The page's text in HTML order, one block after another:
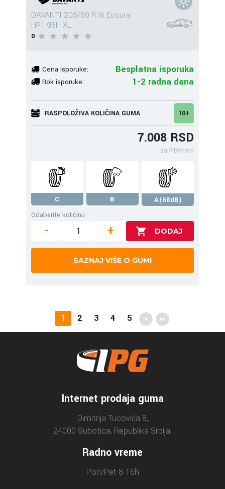
DAVANTI 205/60 R16 Ecoura
HP1 96H XL
0
Cena isporuke: Besplatna isporuka
Rok isporuke: 1-2 radna dana
RASPOLOŽIVA KOLIČINA GUMA 10+
7.008 RSD
sa PDV-om
C B
A(68dB)
Odaberite količinu
- +
SAZNAJ VIŠE O GUMI
1 2 3 4 5
Internet prodaja guma
Dimitrija Tucovića 8,
24000 Subotica, Republika Srbija.
Radno vreme
Pon/Pet 8-16h